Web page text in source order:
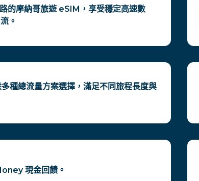
的摩納哥旅遊 eSIM，享受穩定高速數
。
種總流量方案選擇，滿足不同旅程長度與
現金回饋。